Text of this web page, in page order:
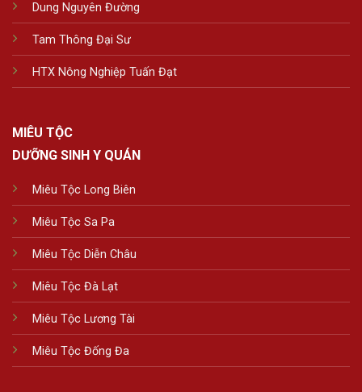
Dung Nguyên Đường
Tam Thông Đại Sư
HTX Nông Nghiệp Tuấn Đạt
MIÊU TỘC
DƯỠNG SINH Y QUÁN
Miêu Tộc Long Biên
Miêu Tộc Sa Pa
Miêu Tộc Diễn Châu
Miêu Tộc Đà Lạt
Miêu Tộc Lương Tài
Miêu Tộc Đống Đa